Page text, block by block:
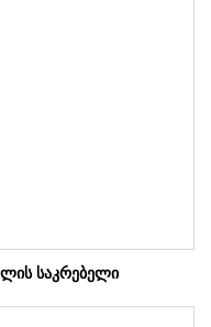
საკრებელი